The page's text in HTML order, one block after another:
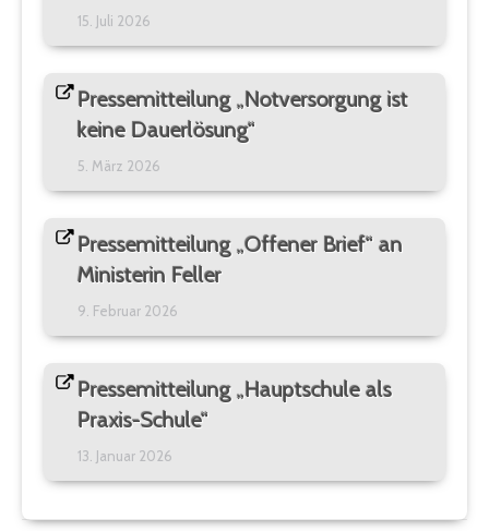
15. Juli 2026
Pressemitteilung „Notversorgung ist
keine Dauerlösung“
5. März 2026
Pressemitteilung „Offener Brief“ an
Ministerin Feller
9. Februar 2026
Pressemitteilung „Hauptschule als
Praxis-Schule“
13. Januar 2026